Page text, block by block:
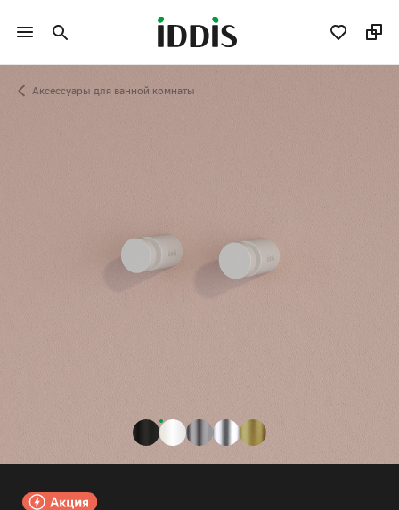
Аксессуары для ванной комнаты